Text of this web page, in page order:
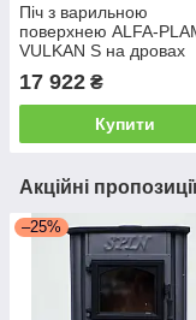
Піч з варильною
поверхнею ALFA-
VULKAN S на дровах
17 922 ₴
Купити
Акційні
–25%